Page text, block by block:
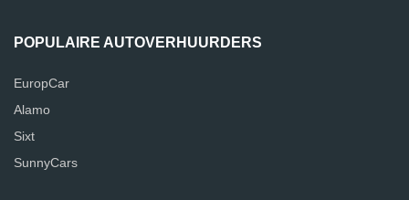
POPULAIRE AUTOVERHUURDERS
EuropCar
Alamo
Sixt
SunnyCars